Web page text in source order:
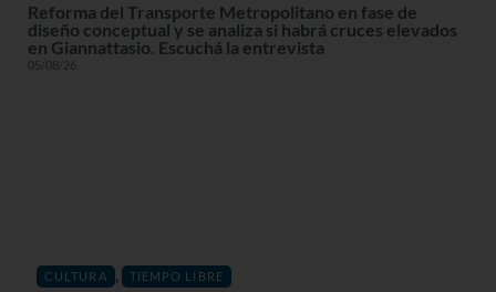
Reforma del Transporte Metropolitano en fase de
diseño conceptual y se analiza si habrá cruces elevados
en Giannattasio. Escuchá la entrevista
05/08/26
CULTURA , TIEMPO LIBRE